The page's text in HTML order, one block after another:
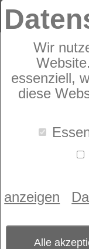
Wir
essenziell,
diese
anzeigen
Alle
Unterbett